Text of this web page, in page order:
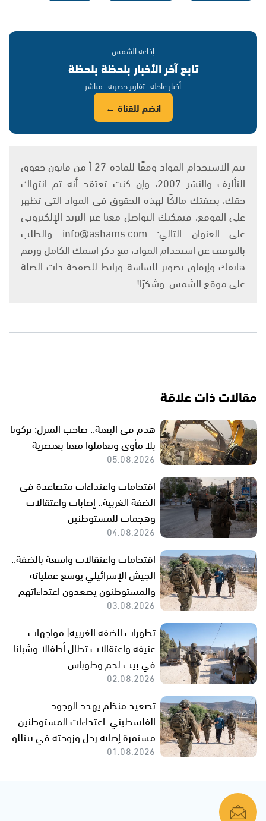
إذاعة الشمس
تابع آخر الأخبار بلحظة بلحظة
أخبار عاجلة · تقارير حصرية · مباشر
انضم للقناة ←
يتم الاستخدام المواد وفقًا للمادة 27 أ من قانون حقوق
التأليف والنشر 2007، وإن كنت تعتقد أنه تم انتهاك
حقك، بصفتك مالكًا لهذه الحقوق في المواد التي تظهر
على الموقع، فيمكنك التواصل معنا عبر البريد الإلكتروني
على العنوان التالي: info@ashams.com والطلب
بالتوقف عن استخدام المواد، مع ذكر اسمك الكامل ورقم
هاتفك وإرفاق تصوير للشاشة ورابط للصفحة ذات الصلة
على موقع الشمس. وشكرًا!
مقالات ذات علاقة
هدم في البعنة.. صاحب المنزل: تركونا
بلا مأوى وتعاملوا معنا بعنصرية
05.08.2026
اقتحامات واعتداءات متصاعدة في
الضفة الغربية.. إصابات واعتقالات
وهجمات للمستوطنين
04.08.2026
اقتحامات واعتقالات واسعة بالضفة..
الجيش الإسرائيلي يوسع عملياته
والمستوطنون يصعدون اعتداءاتهم
03.08.2026
تطورات الضفة الغربية| مواجهات
عنيفة واعتقالات تطال أطفالًا وشبانًا
في بيت لحم وطوباس
02.08.2026
تصعيد منظم يهدد الوجود
الفلسطيني..اعتداءات المستوطنين
مستمرة إصابة رجل وزوجته في بيتللو
01.08.2026